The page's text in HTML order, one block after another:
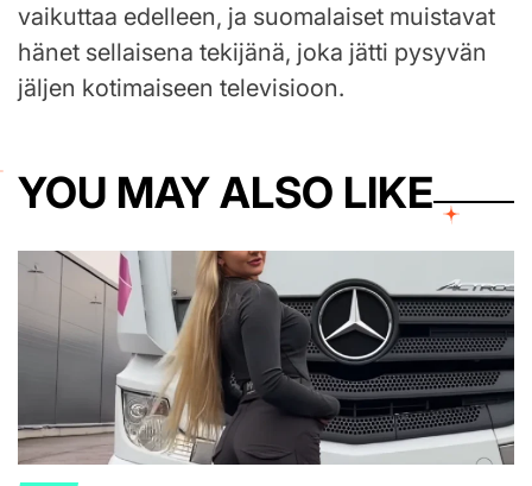
vaikuttaa edelleen, ja suomalaiset muistavat
hänet sellaisena tekijänä, joka jätti pysyvän
jäljen kotimaiseen televisioon.
YOU MAY ALSO LIKE